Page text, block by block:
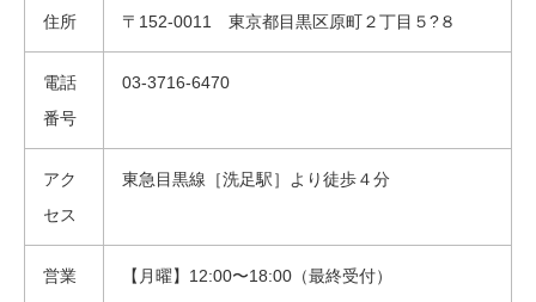
住所 〒152-0011 東京都目黒区原町２丁目５?８
電話
番号
03-3716-6470
アク
セス
東急目黒線［洗足駅］より徒歩４分
営業
【月曜】12:00〜18:00（最終受付）